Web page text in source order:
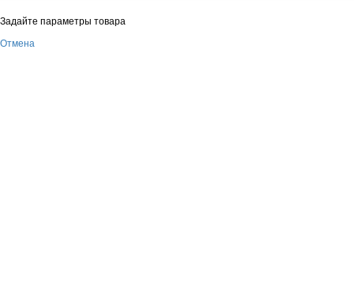
Задайте параметры товара
Отмена